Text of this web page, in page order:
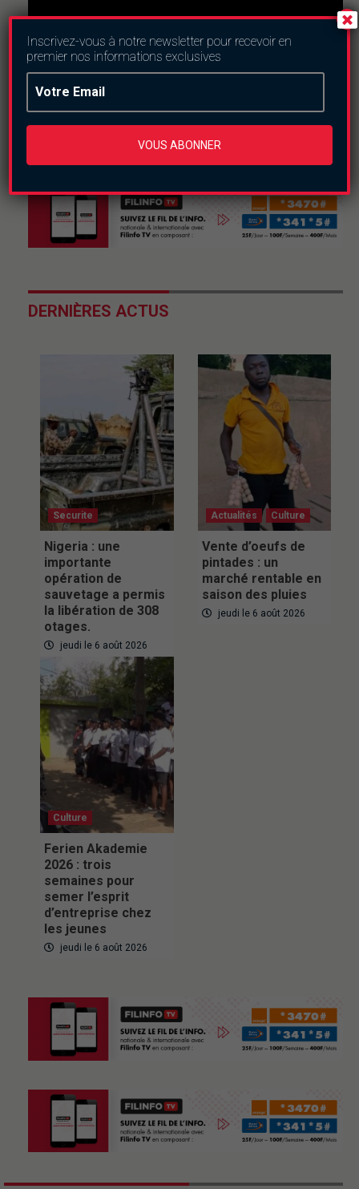
Nous suivre
DERNIÈRES ACTUS
Securite
Nigeria : une
importante
opération de
sauvetage a permis
la libération de 308
otages.
jeudi le 6 août 2026
Actualités Culture
Vente d’oeufs de
pintades : un
marché rentable en
saison des pluies
jeudi le 6 août 2026
Culture
Ferien Akademie
2026 : trois
semaines pour
semer l’esprit
d’entreprise chez
les jeunes
jeudi le 6 août 2026
Inscrivez-vous à notre newsletter pour recevoir en
premier nos informations exclusives
VOUS ABONNER